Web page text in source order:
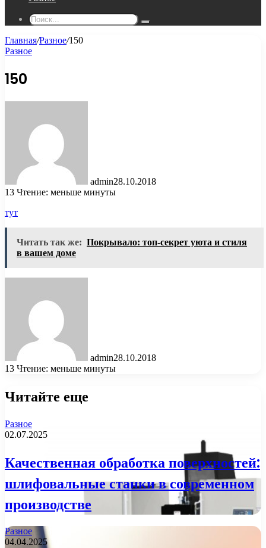
Поиск...
Главная/Разное/150
Разное
150
admin28.10.2018
13 Чтение: меньше минуты
тут
Читать так же: Покрывало: топ-секрет уюта и стиля
в вашем доме
admin28.10.2018
13 Чтение: меньше минуты
Читайте еще
Разное
02.07.2025
Качественная обработка поверхностей:
шлифовальные станки в современном
производстве
Разное
04.04.2025